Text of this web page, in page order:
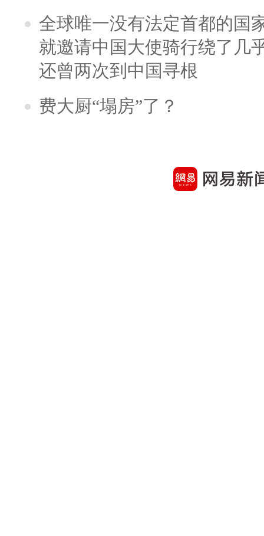
全球唯一没有法定首都的国
就邀请中国大使骑行绕了几
还曾两次到中国寻根
费大厨“塌房”了？